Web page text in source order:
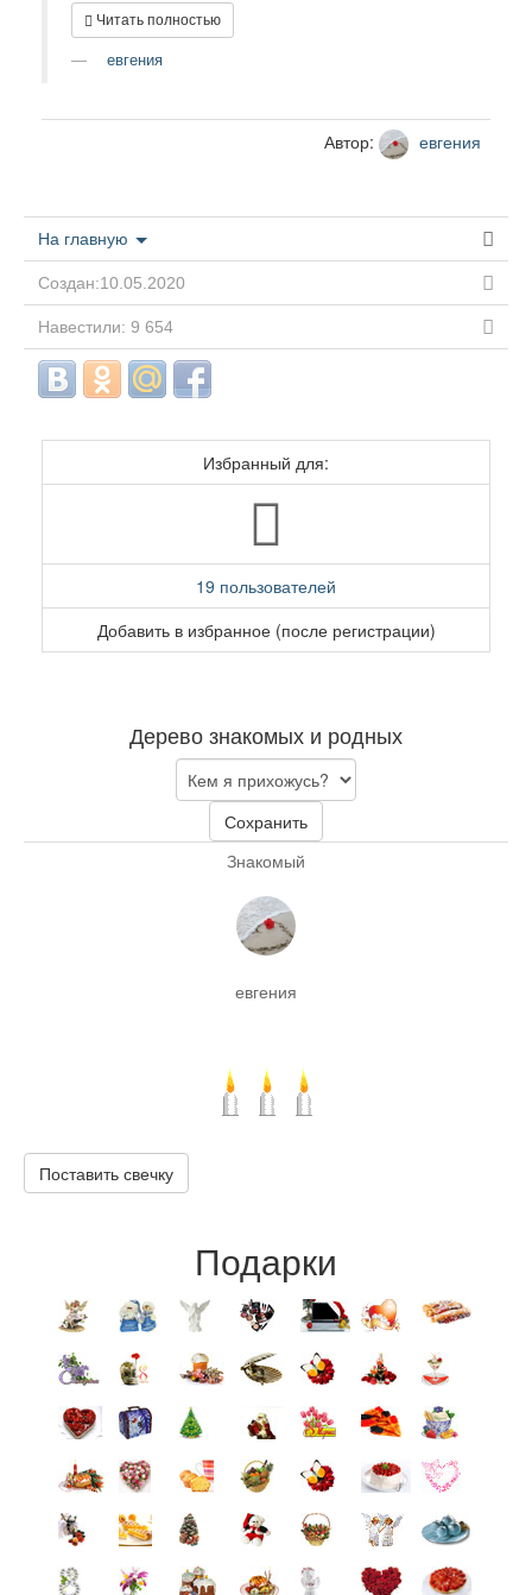
Читать полностью
евгения
Автор: евгения
На главную
Создан:10.05.2020
Навестили: 9 654
Избранный для:
19 пользователей
Добавить в избранное (после регистрации)
Дерево знакомых и родных
Сохранить
Знакомый
евгения
Поставить свечку
Подарки